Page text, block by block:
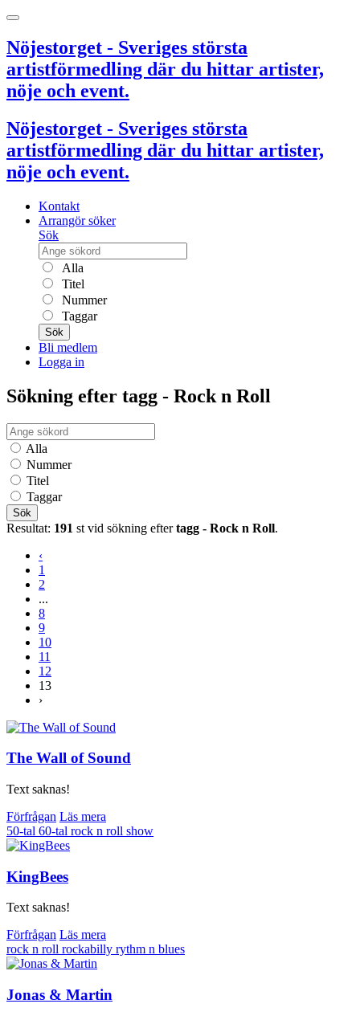
Nöjestorget - Sveriges största
artistförmedling där du hittar artister,
nöje och event.
Nöjestorget - Sveriges största
artistförmedling där du hittar artister,
nöje och event.
Kontakt
Arrangör söker
Sök
Alla
Titel
Nummer
Taggar
Sök
Bli medlem
Logga in
Sökning efter tagg - Rock n Roll
Alla
Nummer
Titel
Taggar
Sök
Resultat: 191 st vid sökning eftertagg - Rock n Roll.
‹
1
2
...
8
9
10
11
12
13
›
The Wall of Sound
Text saknas!
Förfrågan Läs mera
50-tal 60-tal rock n roll show
KingBees
Text saknas!
Förfrågan Läs mera
rock n roll rockabilly rythm n blues
Jonas & Martin